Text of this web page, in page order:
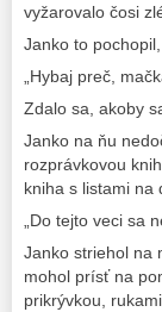
vyžarovalo čosi
Janko to
„Hybaj preč,
Zdalo sa, akoby
Janko na ňu
rozprávkovou
kniha s listami na
„Do tejto veci sa
Janko striehol na
mohol prísť na
prikrývkou,